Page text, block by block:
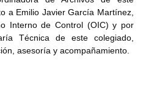
a Emilio Javier García Martínez,
Interno de Control (OIC) y por
Técnica de este colegiado,
asesoría y acompañamiento.